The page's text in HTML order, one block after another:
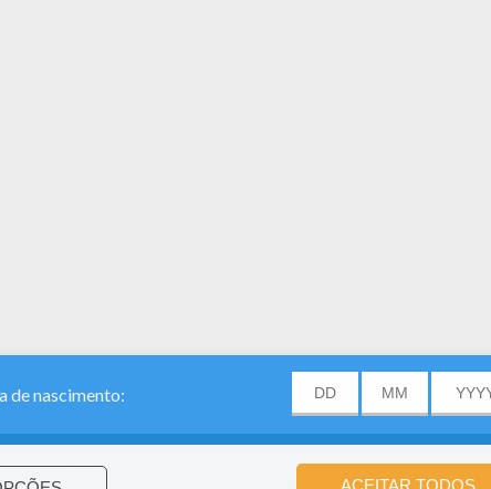
fácil - MENINA com um CORAÇÃO também amaram
o seu folhas preferido. Temos um novo Ligue os pontos
Jogos de LIGAR OS PONTOS!